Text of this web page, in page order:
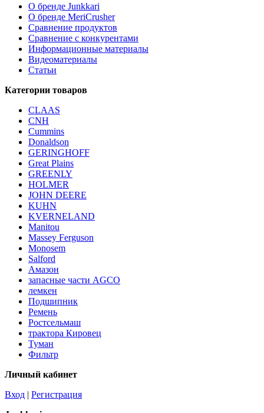
О бренде Junkkari
О бренде MeriCrusher
Сравнение продуктов
Сравнение с конкурентами
Информационные материалы
Видеоматериалы
Статьи
Категории товаров
CLAAS
CNH
Cummins
Donaldson
GERINGHOFF
Great Plains
GREENLY
HOLMER
JOHN DEERE
KUHN
KVERNELAND
Manitou
Massey Ferguson
Monosem
Salford
Амазон
запасные части AGCO
лемкен
Подшипник
Ремень
Ростсельмаш
трактора Кировец
Туман
Фильтр
Личный кабинет
Вход | Регистрация